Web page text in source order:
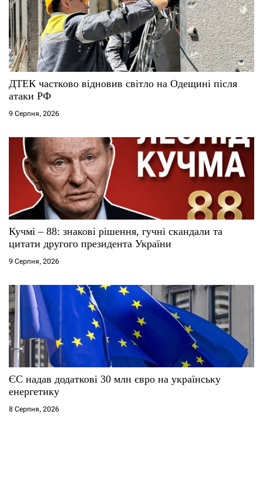
ДТЕК частково відновив світло на Одещині після
атаки РФ
9 Серпня, 2026
Кучмі – 88: знакові рішення, гучні скандали та
цитати другого президента України
9 Серпня, 2026
ЄС надав додаткові 30 млн євро на українську
енергетику
8 Серпня, 2026